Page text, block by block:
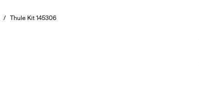
/ Thule Kit 145306